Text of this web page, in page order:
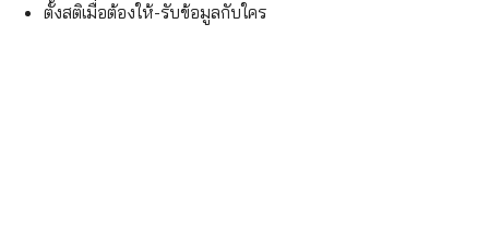
ตั้งสติเมื่อต้องให้-รับข้อมูลกับใคร